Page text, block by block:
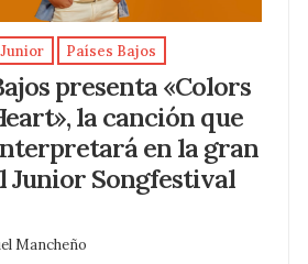
Países Bajos
presenta «Colors
la canción que
en la gran
Junior Songfestival
Mancheño